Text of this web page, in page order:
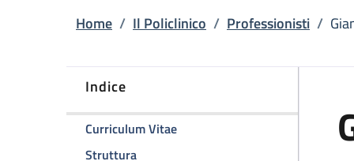
Briciole di pane
Home / Il Policlinico / Professionisti /
Indice
Curriculum Vitaedella pagina Gianluigi Pinelli
Strutturadella pagina Gianluigi Pinelli